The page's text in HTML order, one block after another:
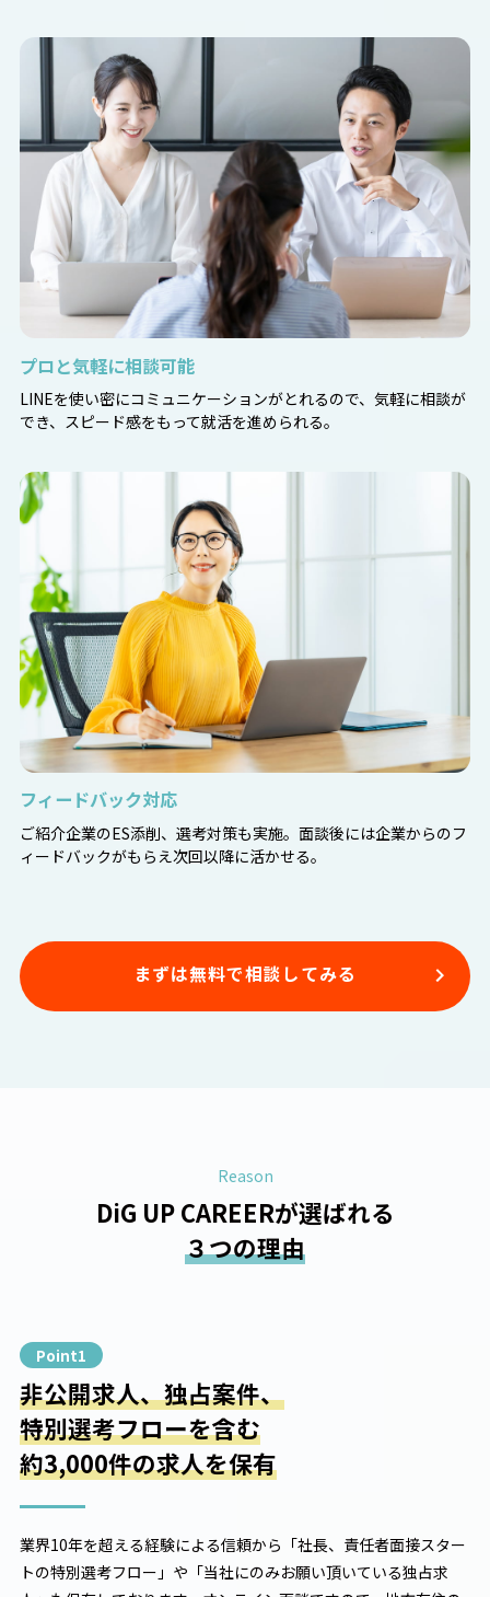
プロと気軽に相談可能
LINEを使い密にコミュニケーションがとれるので、気軽に相談が
でき、スピード感をもって就活を進められる。
フィードバック対応
ご紹介企業のES添削、選考対策も実施。面談後には企業からのフ
ィードバックがもらえ次回以降に活かせる。
まずは無料で相談してみる
Reason
DiG UP CAREERが選ばれる
３つの理由
Point1
非公開求人、独占案件、
特別選考フローを含む
約3,000件の求人を保有
業界10年を超える経験による信頼から「社長、責任者面接スター
トの特別選考フロー」や「当社にのみお願い頂いている独占求